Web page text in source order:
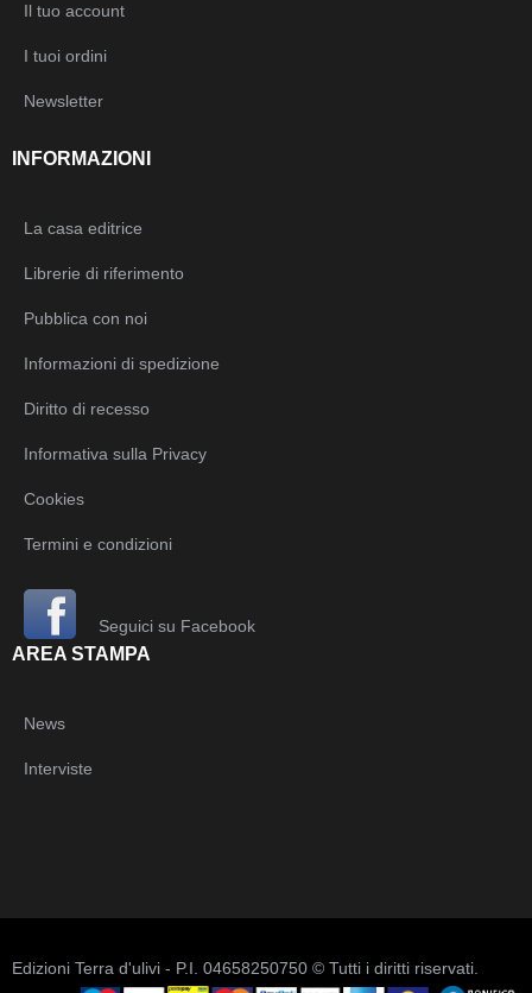
Il tuo account
I tuoi ordini
Newsletter
INFORMAZIONI
La casa editrice
Librerie di riferimento
Pubblica con noi
Informazioni di spedizione
Diritto di recesso
Informativa sulla Privacy
Cookies
Termini e condizioni
Seguici su Facebook
AREA STAMPA
News
Interviste
Edizioni Terra d'ulivi - P.I. 04658250750 © Tutti i diritti riservati.